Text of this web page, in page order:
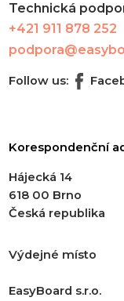
Technická
+421 911 878 252
Follow us:
Korespondenční
Hájecká 14
618 00 Brno
Česká republika
Výdejné místo
EasyBoard s.r.o.